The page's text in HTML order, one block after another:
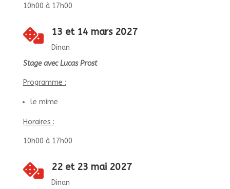
10h00 à 17h00
 13 et 14 mars 2027
Dinan
Stage avec Lucas Prost
Programme :
le mime
Horaires :
10h00 à 17h00
 22 et 23 mai 2027
Dinan